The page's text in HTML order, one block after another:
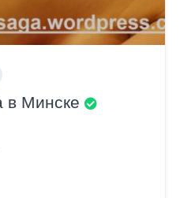
в Минске